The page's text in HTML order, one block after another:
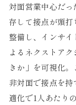
対面営業中心だ
存して接点が頭
整備し、インサ
よるネクストア
きか」を可視化
非対面で接点を
適化で1人あたり